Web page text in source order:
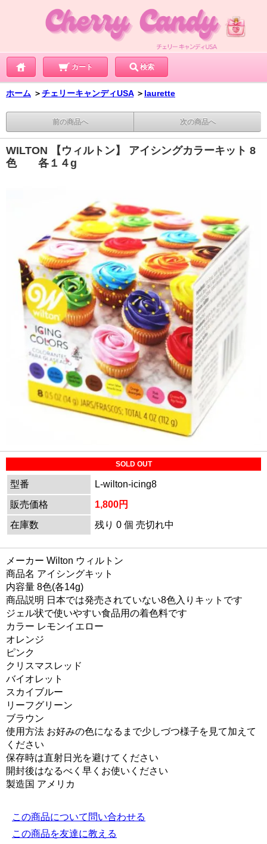
カート 検索
ホーム ＞チェリーキャンディUSA ＞ laurette
前の商品へ 次の商品へ
WILTON 【ウィルトン】 アイシングカラーキット 8
色 各１４g
SOLD OUT
型番
L-wilton-icing8
販売価格
1,800円
在庫数
残り 0 個 売切れ中
メーカー Wilton ウィルトン
商品名 アイシングキット
内容量 8色(各14g)
商品説明 日本では発売されていない8色入りキットです
ジェル状で使いやすい食品用の着色料です
カラー レモンイエロー
オレンジ
ピンク
クリスマスレッド
バイオレット
スカイブルー
リーフグリーン
ブラウン
使用方法 お好みの色になるまで少しづつ様子を見て加えて
ください
保存時は直射日光を避けてください
開封後はなるべく早くお使いください
製造国 アメリカ
この商品について問い合わせる
この商品を友達に教える